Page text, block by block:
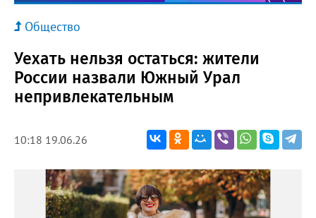
Общество
Уехать нельзя остаться: жители
России назвали Южный Урал
непривлекательным
10:18 19.06.26